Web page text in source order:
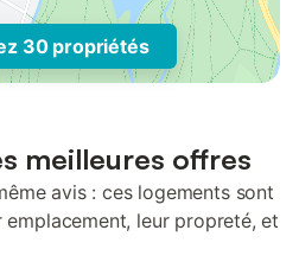
30 propriétés
meilleures offres
avis : ces logements sont
leur propreté, et